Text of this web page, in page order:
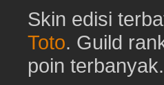
Skin edisi
Toto. Guild
poin terbanyak.